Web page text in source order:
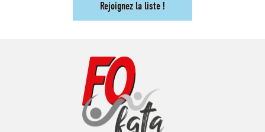
Rejoignez la liste !